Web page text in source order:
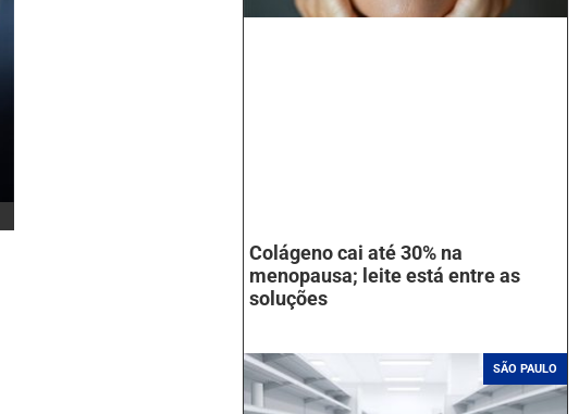
Colágeno cai até 30% na
menopausa; leite está entre as
soluções
SÃO PAULO